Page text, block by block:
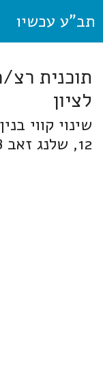
תב"ע עכשיו
לציון
12, שלנג זאב 8